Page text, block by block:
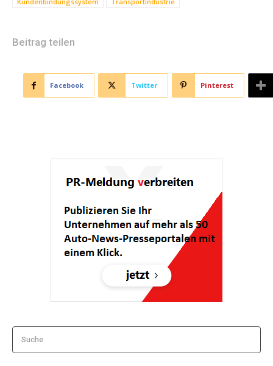
Beitrag teilen
Facebook Twitter Pinterest
Suche